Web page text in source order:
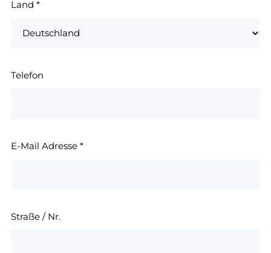
Land *
Telefon
E-Mail Adresse *
Straße / Nr.